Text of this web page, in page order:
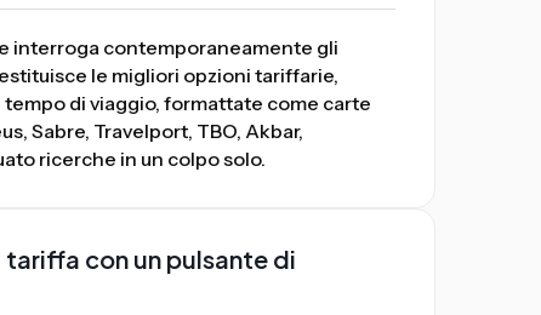
interroga contemporaneamente gli
le migliori opzioni tariffarie,
tempo di viaggio, formattate come carte
Sabre, Travelport, TBO, Akbar,
ricerche in un colpo solo.
con un pulsante di